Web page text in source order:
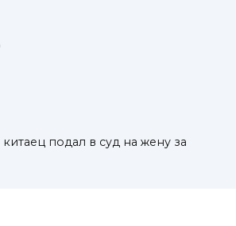
подал в суд на жену за